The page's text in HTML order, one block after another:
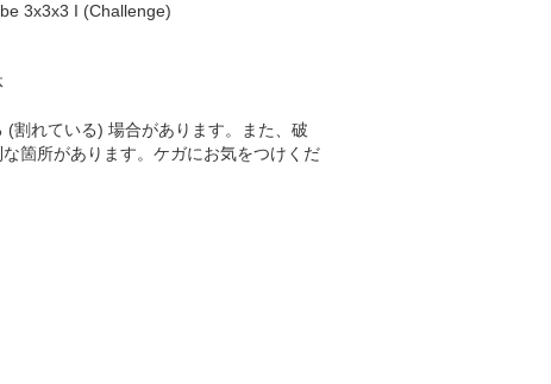
3x3x3 I (Challenge)
割れている) 場合があります。また、破
箇所があります。ケガにお気をつけくだ